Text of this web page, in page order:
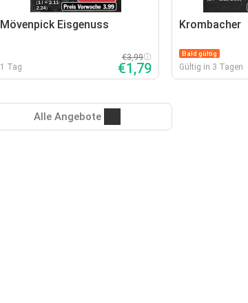
Mövenpick Eisgenuss
1 Tag
€3,99
€1,79
Krombacher
Bald gültig
Gültig in 3 Tagen
Alle Angebote